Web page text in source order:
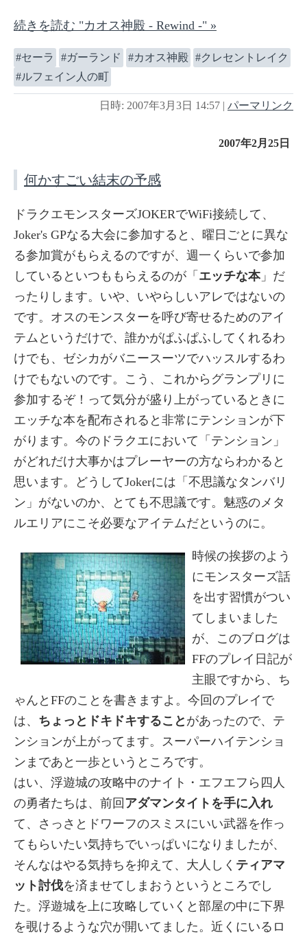
続きを読む "カオス神殿 - Rewind -" »
セーラ ガーランド カオス神殿
クレセントレイク
ルフェイン人の町
日時: 2007年3月3日 14:57 | パーマリンク
2007年2月25日
何かすごい結末の予感
ドラクエモンスターズJOKERでWiFi接続して、
Joker's GPなる大会に参加すると、曜日ごとに異な
る参加賞がもらえるのですが、週一くらいで参加
しているといつももらえるのが「 エッチな本」だ
ったりします。いや、いやらしいアレではないの
です。オスのモンスターを呼び寄せるためのアイ
テムというだけで、誰かがぱふぱふしてくれるわ
けでも、ゼシカがバニースーツでハッスルするわ
けでもないのです。こう、これからグランプリに
参加するぞ！って気分が盛り上がっているときに
エッチな本を配布されると非常にテンションが下
がります。今のドラクエにおいて「テンション」
がどれだけ大事かはプレーヤーの方ならわかると
思います。どうしてJokerには「不思議なタンバリ
ン」がないのか、とても不思議です。魅惑のメタ
ルエリアにこそ必要なアイテムだというのに。
時候の挨拶のよう
にモンスターズ話
を出す習慣がつい
てしまいました
が、このブログは
FFのプレイ日記が
主眼ですから、ち
ゃんとFFのことを書きますよ。今回のプレイで
は、 ちょっとドキドキすること があったので、テ
ンションが上がってます。スーパーハイテンショ
ンまであと一歩というところです。
はい、浮遊城の攻略中のナイト・エフエフら四人
の勇者たちは、前回 アダマンタイトを手に入れ
て、さっさとドワーフのスミスにいい武器を作っ
てもらいたい気持ちでいっぱいになりましたが、
そんなはやる気持ちを抑えて、大人しく ティアマ
ット討伐を済ませてしまおうというところでし
た。浮遊城を上に攻略していくと部屋の中に下界
を覗けるような穴が開いてました。近くにいるロ